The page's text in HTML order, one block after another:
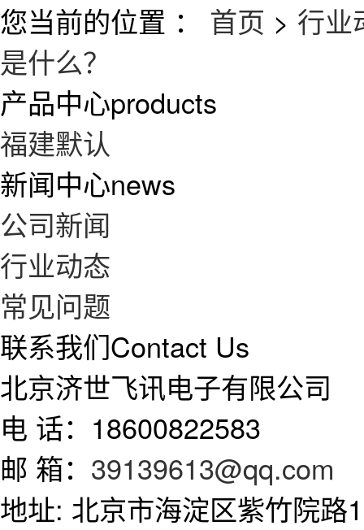
您当前的位置 ： 首页 > 行业
是什么？
产品中心products
福建默认
新闻中心news
公司新闻
行业动态
常见问题
联系我们Contact Us
北京济世飞讯电子有限公司
电 话：18600822583
邮 箱： 39139613@qq.com
地址: 北京市海淀区紫竹院路